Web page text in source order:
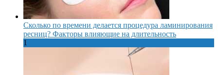
Сколько по времени делается процедура ламинирования
ресниц? Факторы влияющие на длительность
1